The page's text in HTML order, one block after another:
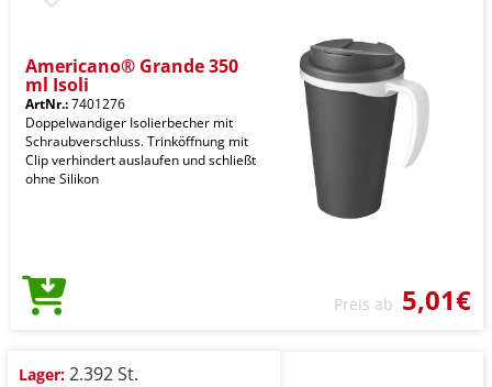
Americano® Grande 350
ml Isoli
ArtNr.:7401276
Doppelwandiger Isolierbecher mit
Schraubverschluss. Trinköffnung mit
Clip verhindert auslaufen und schließt
ohne Silikon
Preis ab 5,01€
Lager: 2.392 St.